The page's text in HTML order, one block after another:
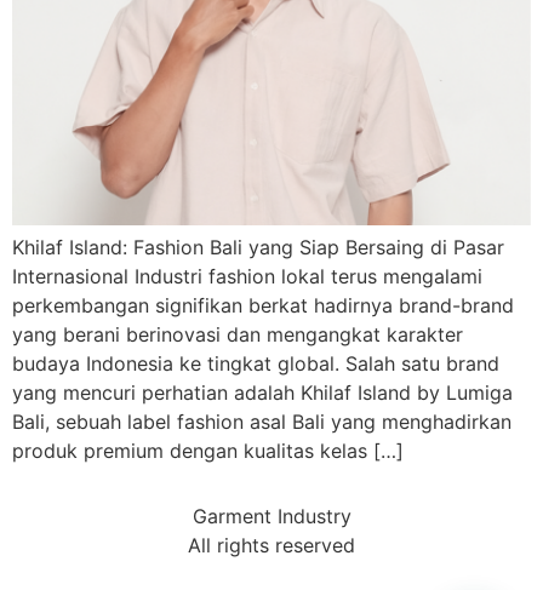
Khilaf Island: Fashion Bali yang Siap Bersaing di Pasar
Internasional Industri fashion lokal terus mengalami
perkembangan signifikan berkat hadirnya brand-brand
yang berani berinovasi dan mengangkat karakter
budaya Indonesia ke tingkat global. Salah satu brand
yang mencuri perhatian adalah Khilaf Island by Lumiga
Bali, sebuah label fashion asal Bali yang menghadirkan
produk premium dengan kualitas kelas […]
Garment Industry
All rights reserved